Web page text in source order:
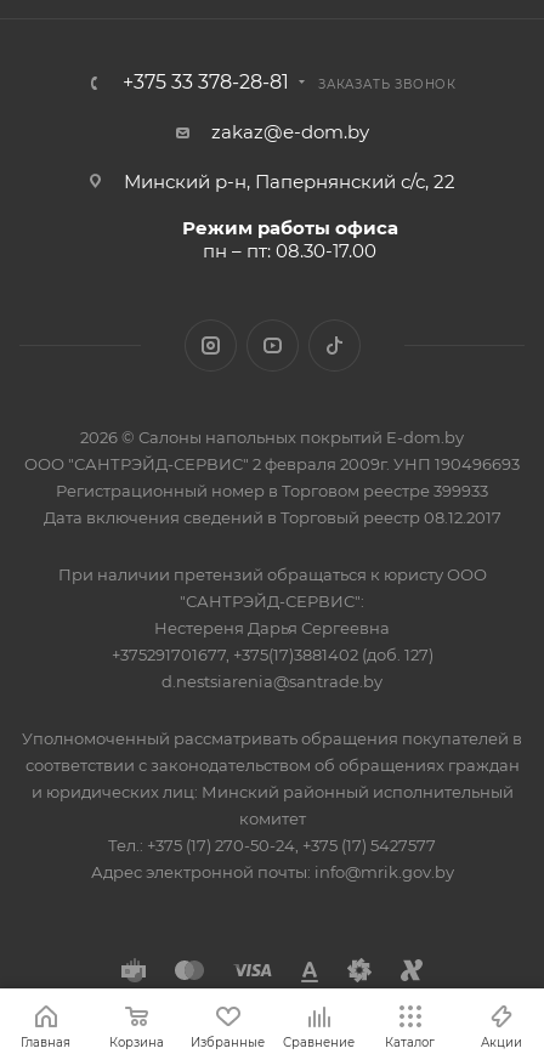
+375 33 378-28-81 ЗАКАЗАТЬ ЗВОНОК
zakaz@e-dom.by
Минский р-н, Папернянский с/с, 22
Режим работы офиса
пн – пт: 08.30-17.00
2026 © Салоны напольных покрытий E-dom.by
ООО "САНТРЭЙД-СЕРВИС" 2 февраля 2009г. УНП 190496693
Регистрационный номер в Торговом реестре 399933
Дата включения сведений в Торговый реестр 08.12.2017
При наличии претензий обращаться к юристу ООО
"САНТРЭЙД-СЕРВИС":
Нестереня Дарья Сергеевна
+375291701677, +375(17)3881402 (доб. 127)
d.nestsiarenia@santrade.by
Уполномоченный рассматривать обращения покупателей в
соответствии с законодательством об обращениях граждан
и юридических лиц: Минский районный исполнительный
комитет
Тел.: +375 (17) 270-50-24, +375 (17) 5427577
Адрес электронной почты: info@mrik.gov.by
Главная Корзина Избранные Сравнение Каталог Акции